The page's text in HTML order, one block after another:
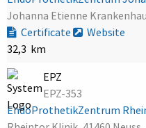
Johanna Etienne
Certificate
Website
32,3 km
EPZ
EPZ-353
EndoProthetikZentrum